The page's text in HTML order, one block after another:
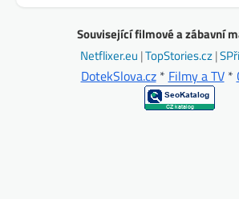
Související filmové a zábavní
Netflixer.eu |TopStories.cz|
DotekSlova.cz* Filmy a TV*